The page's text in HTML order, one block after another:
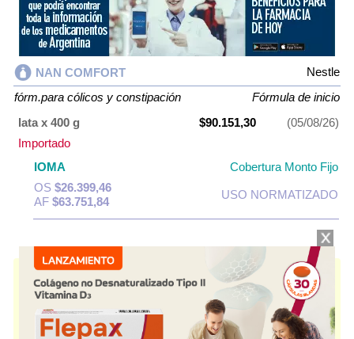
NAN COMFORT
Nestle
fórm.para cólicos y constipación
Fórmula de inicio
lata x 400 g
$90.151,30
(05/08/26)
Importado
IOMA
Cobertura Monto Fijo
OS $26.399,46
AF $63.751,84
USO NORMATIZADO
NAN COMFORTcontiene fórm.para cólicos y constipación
y se indica
comoFórmula de inicio. Es producido porNestley cuenta con 1
presentación disponible.
Producto importado.